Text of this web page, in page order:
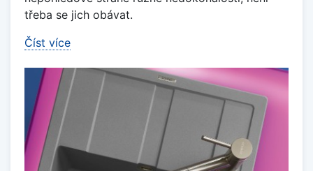
třeba se jich obávat.
Číst více